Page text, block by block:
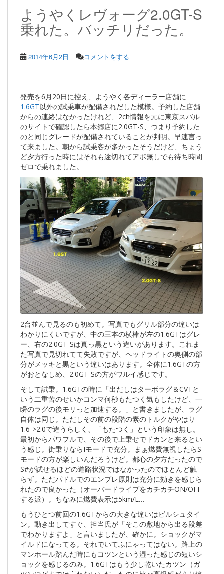
ようやくレヴォーグ2.0GT-S
乗れた。バッチリだった。
2014年6月2日 コメントをする
発売を6月20日に控え、ようやく各ディーラー店舗に
1.6GT以外の試乗車が配備されだした模様。予約した店舗
からの連絡はなかったけれど、2ch情報を元に東京スバル
のサイトで確認したら本郷店に2.0GT-S、つまり予約した
のと同じグレードが配備されていることが判明。早速言っ
て来ました。朝から試乗客が多かったそうだけど、ちょう
ど夕方行った時にはそれも途切れてアポ無しでも待ち時間
ゼロで乗れました。
2台並んで見るのも初めて。写真でもグリル部分の違いは
わかりにくいですが、中の三本の横棒が左の1.6GTはグレ
ー、右の2.0GT-Sは真っ黒という違いがあります。これま
た写真で見切れてて失敗ですが、ヘッドライトの奥側の部
分がメッキと黒という違いはあります。全体に1.6GTの方
がおとなしめ、2.0GT-Sの方がワルイ感じです。
そして試乗。1.6GTの時に「出だしはターボラグ＆CVTと
いう二重苦のせいかコンマ何秒もたつく気もしたけど、一
瞬のラグの後モリっと加速する。」と書きましたが、ラグ
自体は同じ。ただしその前の段階の素のトルクがやはり
1.6->2.0で違うらしく、「もたつく」という印象は無し。
最初からパワフルで、その後で上乗せでドカンと来るとい
う感じ。街乗りならIモードで充分。まぁ燃費無視したらS
モードの方が楽しいんだろうけど。都心の夕方だったので
S#が試せるほどの道路状況ではなかったのでほとんど触
らず。ただパドルでのエンブレ原則は充分に効きを感じら
れたので良かった（オーバードライブをカチカチON/OFF
する派）。ちなみに燃費表示は5km/L…
もうひとつ前回の1.6GTからの大きな違いはビルシュタイ
ン。動き出してすぐ、担当氏が「そこの敷地から出る段差
でわかりますよ」と言いましたが、確かに。ショックがマ
イルドになってる。それでいてふにゃってはない。路上の
マンホール踏んだ時にもコツンという湿った感じの短いシ
ョックを感じるのみ。1.6GTはもう少し乾いたカツン（ガ